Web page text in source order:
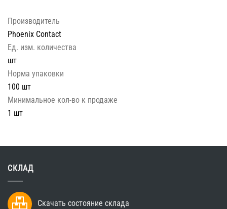
Производитель
Phoenix Contact
Ед. изм. количества
шт
Норма упаковки
100 шт
Минимальное кол-во к продаже
1 шт
СКЛАД
Скачать состояние склада